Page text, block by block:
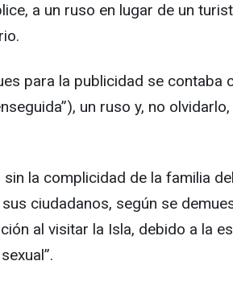
a un ruso en lugar de un
para la publicidad se contaba
un ruso y, no
la complicidad de la familia
ciudadanos, según se
al visitar la Isla, debido a la